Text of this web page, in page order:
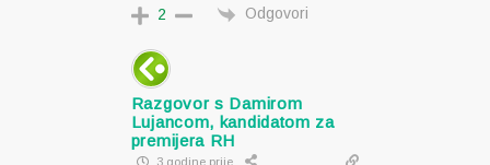
2 Odgovori
Razgovor s Damirom
Lujancom, kandidatom za
premijera RH
3 godine prije